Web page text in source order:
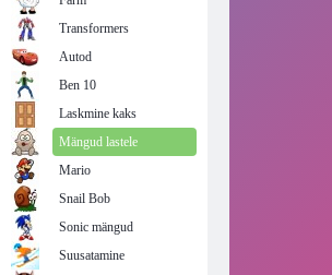
Transformers
Autod
Ben 10
Laskmine kaks
Mängud lastele
Mario
Snail Bob
Sonic mängud
Suusatamine